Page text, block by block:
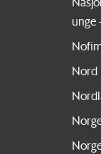
unge
Nord